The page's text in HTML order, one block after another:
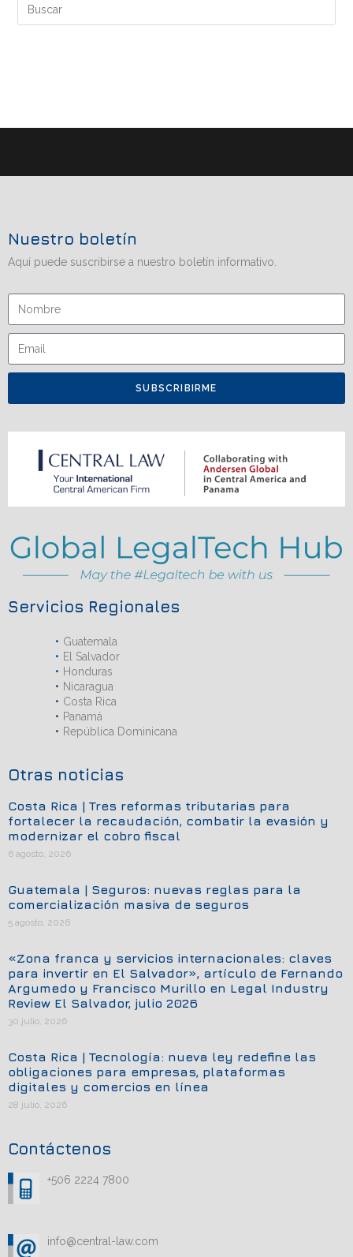
Nuestro boletín
Aquí puede suscribirse a nuestro boletín informativo.
SUBSCRIBIRME
Servicios Regionales
Guatemala
El Salvador
Honduras
Nicaragua
Costa Rica
Panamá
República Dominicana
Otras noticias
Costa Rica | Tres reformas tributarias para
fortalecer la recaudación, combatir la evasión y
modernizar el cobro fiscal
6 agosto, 2026
Guatemala | Seguros: nuevas reglas para la
comercialización masiva de seguros
5 agosto, 2026
«Zona franca y servicios internacionales: claves
para invertir en El Salvador», artículo de Fernando
Argumedo y Francisco Murillo en Legal Industry
Review El Salvador, julio 2026
30 julio, 2026
Costa Rica | Tecnología: nueva ley redefine las
obligaciones para empresas, plataformas
digitales y comercios en línea
28 julio, 2026
Contáctenos
+506 2224 7800
info@central-law.com